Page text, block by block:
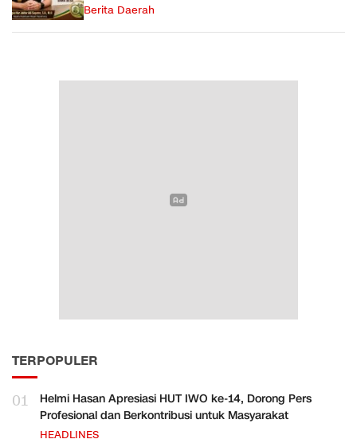
Berita Daerah
TERPOPULER
01
Helmi Hasan Apresiasi HUT IWO ke-14, Dorong Pers
Profesional dan Berkontribusi untuk Masyarakat
HEADLINES